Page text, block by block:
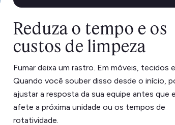
Reduza o tempo e os
custos de limpeza
Fumar deixa um rastro. Em móveis, tecidos
Quando você souber disso desde o início,
ajustar a resposta da sua equipe antes que
afete a próxima unidade ou os tempos de
rotatividade.